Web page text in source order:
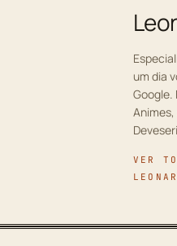
um dia
Google.
VER